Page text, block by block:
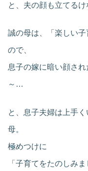
と、夫の顔も立てる
誠の母は、「楽しい
ので、
息子の嫁に暗い顔さ
～…
と、息子夫婦は上手
母。
極めつけに
「子育てをたのしみま